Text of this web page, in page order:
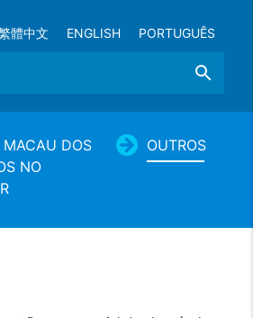
體中文 ENGLISH PORTUGUÊS
MACAU DOS
NO
OUTROS